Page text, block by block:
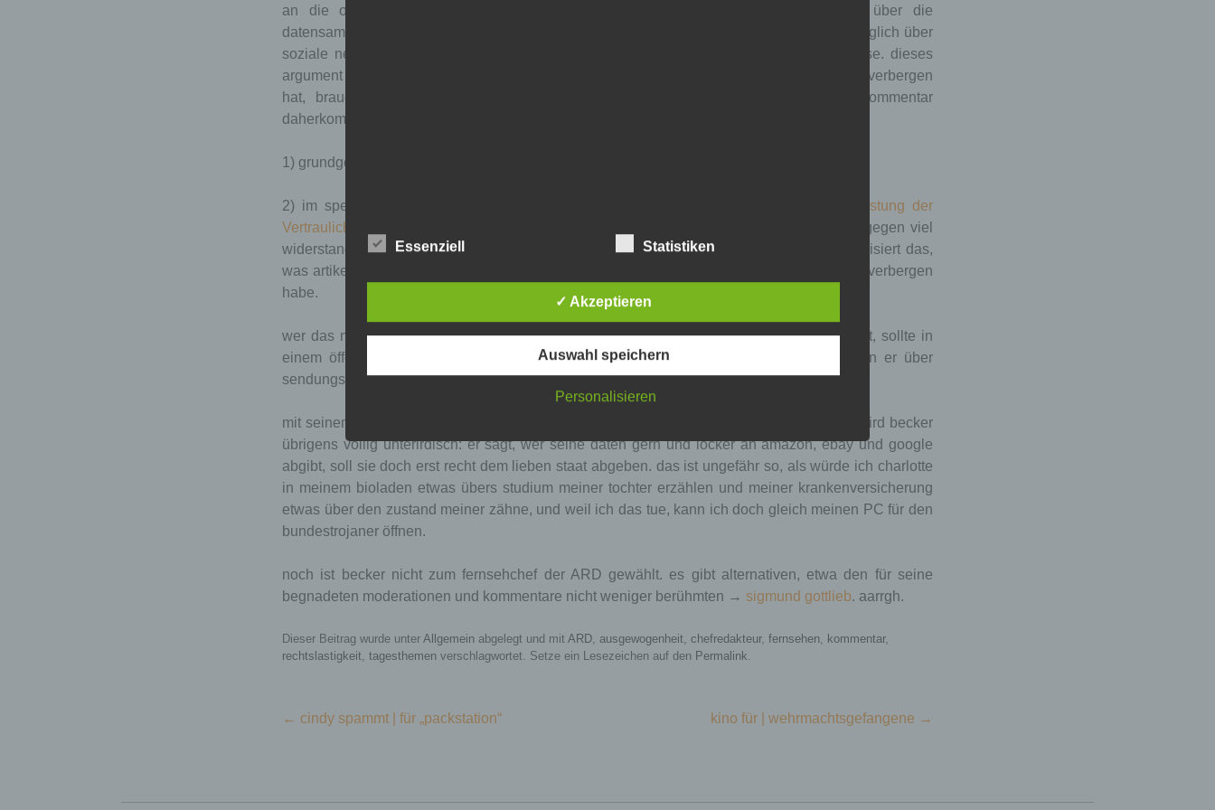
an die ofen-metapher von 2010 anschließend, polemisiert becker 2015: wer sich über die
datensammlerei des staates aufrege, solle sich doch an die eigene nase fassen, weil er täglich über
soziale netzwerke und beim online-einkauf und online-spielen freiwillig spuren hinterlasse. dieses
argument ist so kurzschlüssig wie die alte formel der rechtskonservativen: „wer nichts zu verbergen
hat, braucht auch nichts zu fürchten“. was all die leute, die mit diesem hauruck-kommentar
daherkommen, nicht verstanden haben, ist zweierlei:
1) grundgesetz artikel 2: Recht auf
2) im speziellen:
Gewährleistung der
Vertraulichkeit und Integrität informationstechnischer Systeme
. der datenschutz entstand gegen viel
widerstand aus konservativem lager in der bundesrepublik in den 1980er jahren und präzisiert das,
was artikel 2 GG sagt, nämlich mir ein recht auf privatheit zusteht, auch wenn ich nichts zu verbergen
habe.
wer das nicht kapiert und sich mit hemdsärmligen stammtischparolen darüber hinwegsetzt, sollte in
einem öffentlich-rechtlichen medium kommentarverbot bekommen. es reicht schon, wenn er über
sendungsinhalte entscheidet.
mit seinem nachsatz zum 2015er kommentar, mit dem der video-zusammenschnitt endet, wird becker
übrigens völlig unterirdisch: er sagt, wer seine daten gern und locker an amazon, ebay und google
abgibt, soll sie doch erst recht dem lieben staat abgeben. das ist ungefähr so, als würde ich charlotte
in meinem bioladen etwas übers studium meiner tochter erzählen und meiner krankenversicherung
etwas über den zustand meiner zähne, und weil ich das tue, kann ich doch gleich meinen PC für den
bundestrojaner öffnen.
noch ist becker nicht zum fernsehchef der ARD gewählt. es gibt alternativen, etwa den für seine
begnadeten moderationen und kommentare nicht weniger berühmten → sigmund gottlieb. aarrgh.
Dieser Beitrag wurde unter Allgemein abgelegt und mit ARD, ausgewogenheit, chefredakteur, fernsehen, kommentar,
rechtslastigkeit, tagesthemen verschlagwortet. Setze ein Lesezeichen auf den Permalink.
Beitragsnavigation
← cindy spammt | für „packstation“ kino für | wehrmachtsgefangene →
Gültigkeit
Dieses Cookie ermittelt, ob
die Verwendung von
Essenziell Statistiken
✓ Akzeptieren
Auswahl speichern
Personalisieren